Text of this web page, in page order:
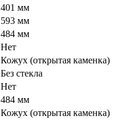
401 мм
593 мм
484 мм
Нет
Кожух (открытая каменка)
Без стекла
Нет
484 мм
Кожух (открытая каменка)